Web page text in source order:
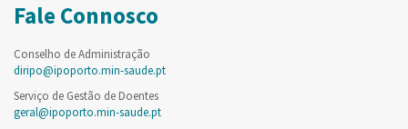
Fale Connosco
Conselho de Administração
diripo@ipoporto.min-saude.pt
Serviço de Gestão de Doentes
geral@ipoporto.min-saude.pt